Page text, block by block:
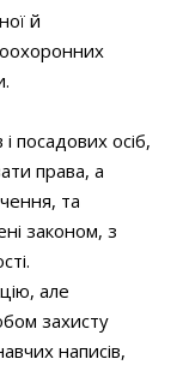
й
посадових осіб,
права, а
та
законом, з
але
захисту
написів,